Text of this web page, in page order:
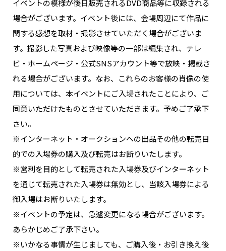
イベントの模様が後日販売されるDVD商品等に収録される
場合がございます。イベント後には、会場周辺にて作品に
関する感想を取材・撮影させていただく場合がございま
す。撮影した写真および映像等の一部は編集され、テレ
ビ・ホームページ・公式SNSアカウント等で放映・掲載さ
れる場合がございます。なお、これらのお客様の肖像の使
用については、本イベントにご入場されたことにより、ご
同意いただけたものとさせていただきます。予めご了承下
さい。
※インターネット・オークションへの出品その他の転売目
的での入場券の購入及び転売はお断りいたします。
※営利を目的として転売された入場券及びインターネット
を通じて転売された入場券は無効とし、当該入場券による
御入場はお断りいたします。
※イベントの予定は、急遽変更になる場合がございます。
あらかじめご了承下さい。
※いかなる事情が生じましても、ご購入後・お引き換え後